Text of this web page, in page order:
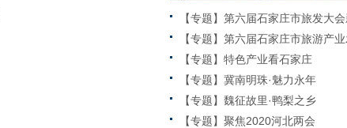
【专题】第六届石家庄市旅发大
【专题】第六届石家庄市旅游产
【专题】特色产业看石家庄
【专题】冀南明珠·魅力永年
【专题】魏征故里·鸭梨之乡
【专题】聚焦2020河北两会